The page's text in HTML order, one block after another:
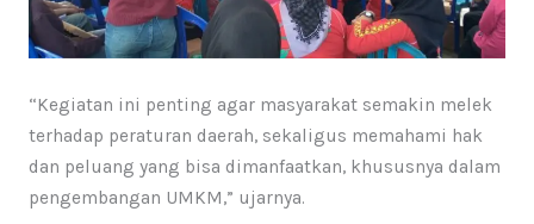
“Kegiatan ini penting agar masyarakat semakin melek
terhadap peraturan daerah, sekaligus memahami hak
dan peluang yang bisa dimanfaatkan, khususnya dalam
pengembangan UMKM,” ujarnya.